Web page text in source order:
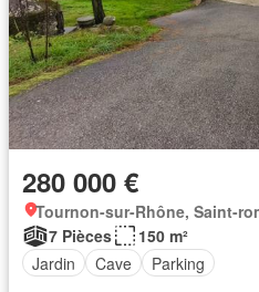
280 000 €
Tournon-sur-Rhône, Saint-
7 Pièces
150 m²
Jardin
Cave Parking